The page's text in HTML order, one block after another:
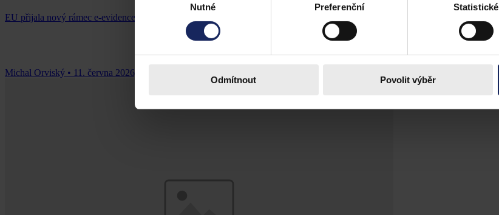
Nutné Preferenční Statistické
Odmítnout Povolit výběr
EU přijala nový rámec e-evidence, který umožní úřadům získávat elektronické důkazy přímo od technologických společností.
Michal Orviský • 11. června 2026, 06:18